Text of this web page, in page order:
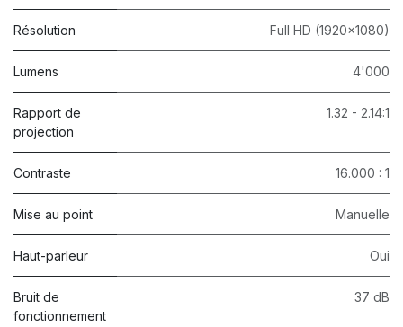
Résolution Full HD (1920x1080)
Lumens 4'000
Rapport de
projection
1.32 - 2.14:1
Contraste 16.000 : 1
Mise au point Manuelle
Haut-parleur Oui
Bruit de
fonctionnement
37 dB